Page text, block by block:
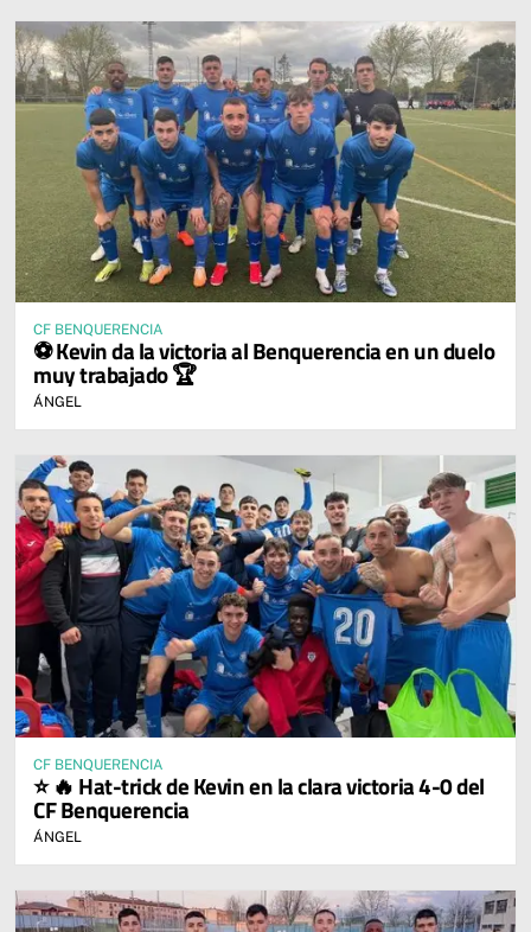
CF BENQUERENCIA
⚽ Kevin da la victoria al Benquerencia en un duelo
muy trabajado 🏆
ÁNGEL
CF BENQUERENCIA
⭐ 🔥 Hat-trick de Kevin en la clara victoria 4-0 del
CF Benquerencia
ÁNGEL